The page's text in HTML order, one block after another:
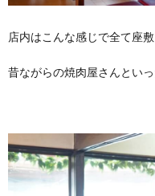
店内はこんな感じで全て座敷
昔ながらの焼肉屋さんといっ